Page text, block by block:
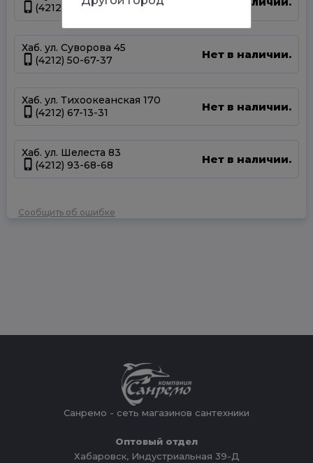
(4212) 47-44-66
Хаб. ул. Суворова 45
(4212) 50-67-37
Нет в наличии.
Хаб. ул. Тихоокеанская 170
(4212) 67-13-31
Нет в наличии.
Хаб. ул. Шелеста 83
(4212) 93-68-68
Нет в наличии.
Сообщить об ошибке
Санремо - сеть магазинов сантехники
Оптовый отдел
Хабаровск, Индустриальная 39-Д